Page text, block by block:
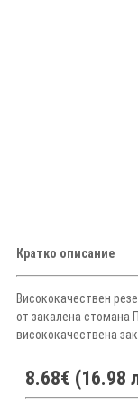
Кратко описание
Висококачествен
от закалена стомана
висококачествена
8.68€ (16.98